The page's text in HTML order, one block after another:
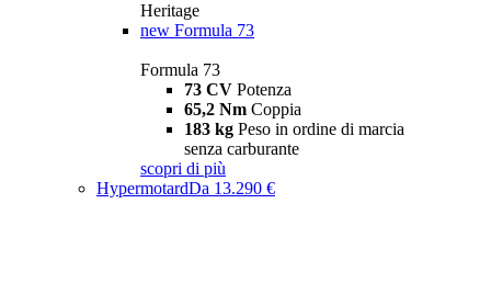
Heritage
new Formula 73
Formula 73
73 CV Potenza
65,2 Nm Coppia
183 kg Peso in ordine di marcia
senza carburante
scopri di più
HypermotardDa 13.290 €